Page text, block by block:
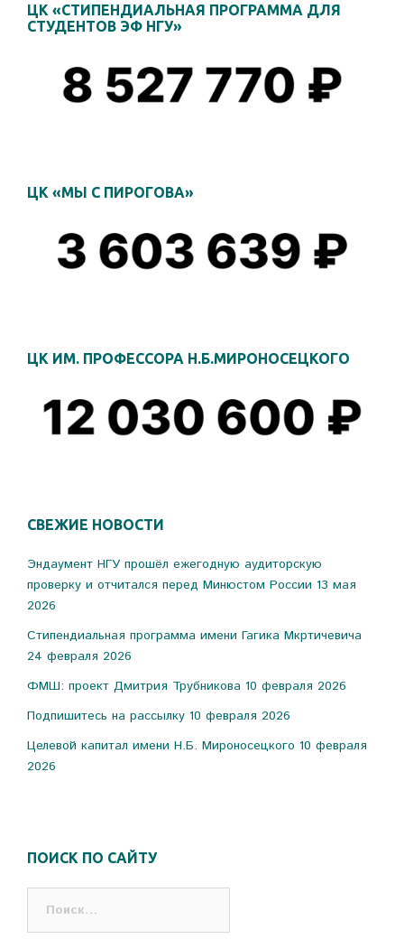
ЦК «СТИПЕНДИАЛЬНАЯ ПРОГРАММА ДЛЯ
СТУДЕНТОВ ЭФ НГУ»
ЦК «МЫ С ПИРОГОВА»
ЦК ИМ. ПРОФЕССОРА Н.Б.МИРОНОСЕЦКОГО
СВЕЖИЕ НОВОСТИ
Эндаумент НГУ прошёл ежегодную аудиторскую
проверку и отчитался перед Минюстом России 13 мая
2026
Стипендиальная программа имени Гагика Мкртичевича
24 февраля 2026
ФМШ: проект Дмитрия Трубникова 10 февраля 2026
Подпишитесь на рассылку 10 февраля 2026
Целевой капитал имени Н.Б. Мироносецкого 10 февраля
2026
ПОИСК ПО САЙТУ